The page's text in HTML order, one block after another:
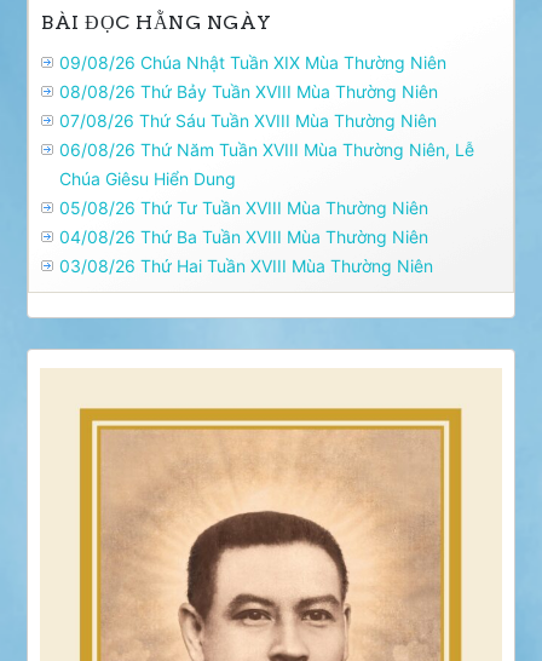
BÀI ĐỌC HẰNG NGÀY
09/08/26 Chúa Nhật Tuần XIX Mùa Thường Niên
08/08/26 Thứ Bảy Tuần XVIII Mùa Thường Niên
07/08/26 Thứ Sáu Tuần XVIII Mùa Thường Niên
06/08/26 Thứ Năm Tuần XVIII Mùa Thường Niên, Lễ
Chúa Giêsu Hiển Dung
05/08/26 Thứ Tư Tuần XVIII Mùa Thường Niên
04/08/26 Thứ Ba Tuần XVIII Mùa Thường Niên
03/08/26 Thứ Hai Tuần XVIII Mùa Thường Niên